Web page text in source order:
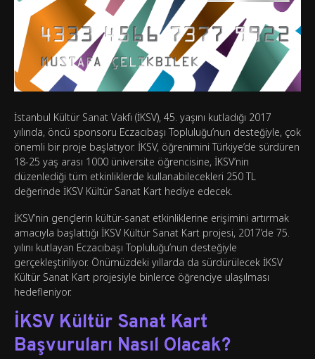
İstanbul Kültür Sanat Vakfı (İKSV), 45. yaşını kutladığı 2017
yılında, öncü sponsoru Eczacıbaşı Topluluğu’nun desteğiyle, çok
önemli bir proje başlatıyor. İKSV, öğrenimini Türkiye’de sürdüren
18-25 yaş arası 1000 üniversite öğrencisine, İKSV’nin
düzenlediği tüm etkinliklerde kullanabilecekleri 250 TL
değerinde İKSV Kültür Sanat Kart hediye edecek.
İKSV’nin gençlerin kültür-sanat etkinliklerine erişimini artırmak
amacıyla başlattığı İKSV Kültür Sanat Kart projesi, 2017’de 75.
yılını kutlayan Eczacıbaşı Topluluğu’nun desteğiyle
gerçekleştiriliyor. Önümüzdeki yıllarda da sürdürülecek İKSV
Kültür Sanat Kart projesiyle binlerce öğrenciye ulaşılması
hedefleniyor.
İKSV Kültür Sanat Kart
Başvuruları Nasıl Olacak?